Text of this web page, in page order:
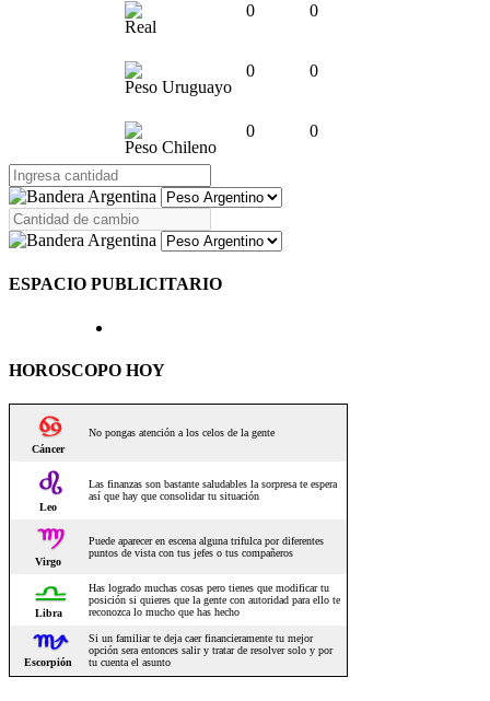
Real
0 0
Peso Uruguayo
0 0
Peso Chileno
0 0
ESPACIO PUBLICITARIO
HOROSCOPO HOY